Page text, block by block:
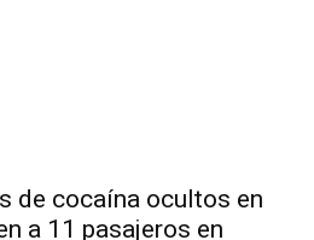
de cocaína ocultos en
a 11 pasajeros en